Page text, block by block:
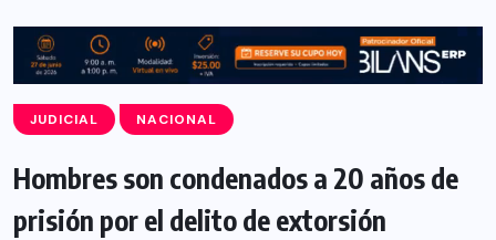
JUDICIAL NACIONAL
Hombres son condenados a 20 años de
prisión por el delito de extorsión